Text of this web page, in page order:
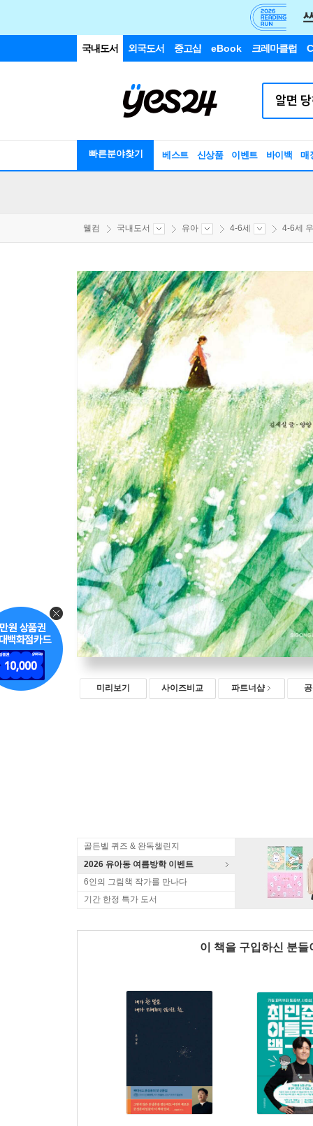
국내도서 외국도서 중고샵 eBook 크레마클럽
빠른분야찾기 베스트 신상품 이벤트 바이백 매
웰컴 국내도서 유아 4-6세 4-6세
미리보기 사이즈비교 파트너샵
골든벨 퀴즈 & 완독챌린지
2026 유아동 여름방학 이벤트
6인의 그림책 작가를 만나다
기간 한정 특가 도서
이 책을 구입하신 분